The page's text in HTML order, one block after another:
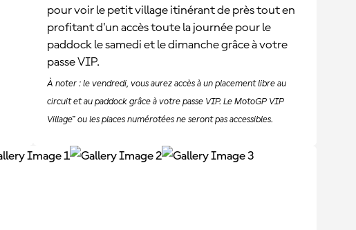
pour voir le petit village itinérant de près tout en
profitant d'un accès toute la journée pour le
paddock le samedi et le dimanche grâce à votre
passe VIP.
À noter : le vendredi, vous aurez accès à un placement libre au
circuit et au paddock grâce à votre passe VIP. Le MotoGP VIP
Village™ ou les places numérotées ne seront pas accessibles.